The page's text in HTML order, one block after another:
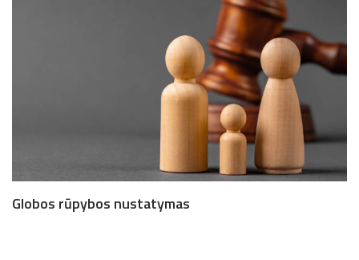
Globos rūpybos nustatymas